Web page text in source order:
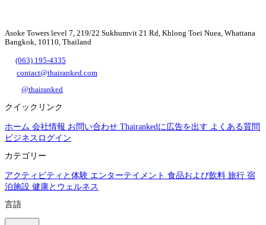
Asoke Towers level 7, 219/22 Sukhumvit 21 Rd, Khlong Toei Nuea, Whattana
Bangkok, 10110, Thailand
(063) 195-4335
contact@thairanked.com
@thairanked
クイックリンク
ホーム 会社情報 お問い合わせ Thairankedに広告を出す よくある質問
ビジネスログイン
カテゴリー
アクティビティと体験 エンターテイメント 食品および飲料 旅行 宿
泊施設 健康とウェルネス
言語